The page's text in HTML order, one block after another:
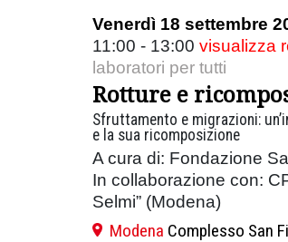
Venerdì 18 settembre
11:00 - 13:00 visualizza
laboratori per tutti
Rotture e
Sfruttamento e migrazioni:
e la sua ricomposizione
A cura di: Fondazione
In collaborazione con:
Selmi” (Modena)
Modena Complesso San